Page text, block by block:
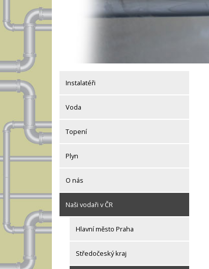
Instalatéři
Voda
Topení
Plyn
O nás
Naši vodaři v ČR
Hlavní město Praha
Středočeský kraj